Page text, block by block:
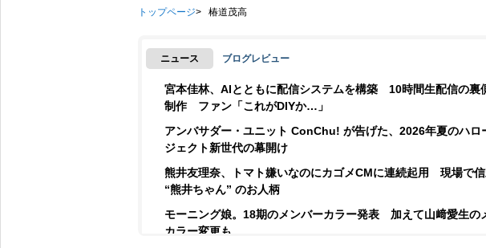
トップページ 椿道茂高
ニュース ブログレビュー
宮本佳林、AIとともに配信システムを構築 10時間生配信の裏
制作 ファン「これがDIYか…」
アンバサダー・ユニット ConChu! が告げた、2026年夏のハロ
ジェクト新世代の幕開け
熊井友理奈、トマト嫌いなのにカゴメCMに連続起用 現場で
“熊井ちゃん” のお人柄
モーニング娘。18期のメンバーカラー発表 加えて山﨑愛生の
カラー変更も